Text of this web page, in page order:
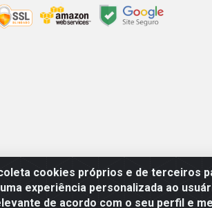
cookies próprios e de terceiros
experiência personalizada ao
de acordo com o seu perfil e
WING DISTRIBUIDORA COMÉRCIO E